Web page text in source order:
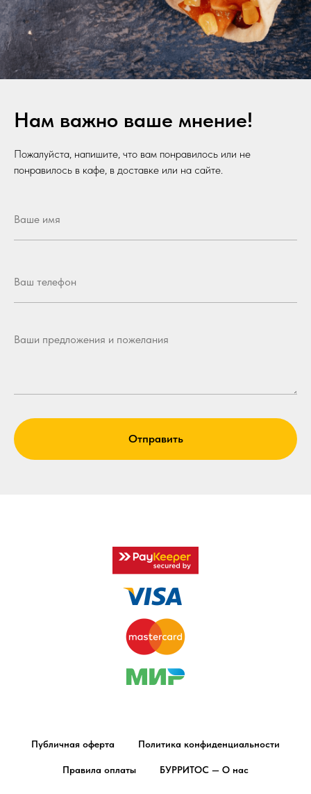
Нам важно ваше мнение!
Пожалуйста, напишите, что вам понравилось или не
понравилось в кафе, в доставке или на сайте.
Отправить
Публичная оферта Политика конфиденциальности
Правила оплаты БУРРИТОС — О нас